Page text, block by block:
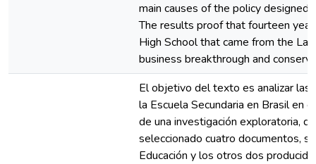
main causes of the policy designed
The results proof that fourteen
High School that came from the
business breakthrough and
El objetivo del texto es analizar las
la Escuela Secundaria en Brasil
de una investigación exploratoria,
seleccionado cuatro documentos,
Educación y los otros dos